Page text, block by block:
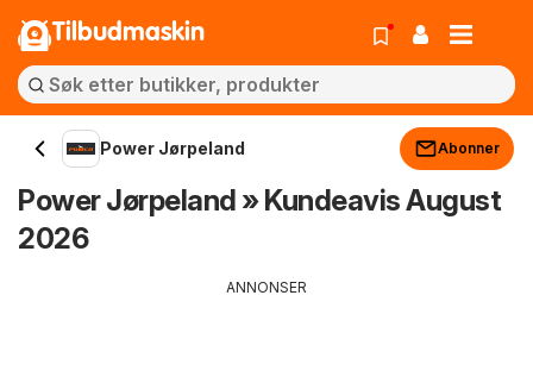
Tilbudmaskin
Power Jørpeland Abonner
Power Jørpeland » Kundeavis August
2026
ANNONSER